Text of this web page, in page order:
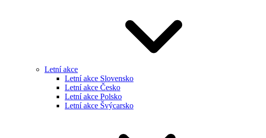
Letní akce
Letní akce Slovensko
Letní akce Česko
Letní akce Polsko
Letní akce Švýcarsko